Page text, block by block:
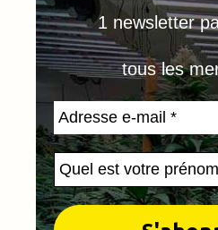
1 newsletter
tous les